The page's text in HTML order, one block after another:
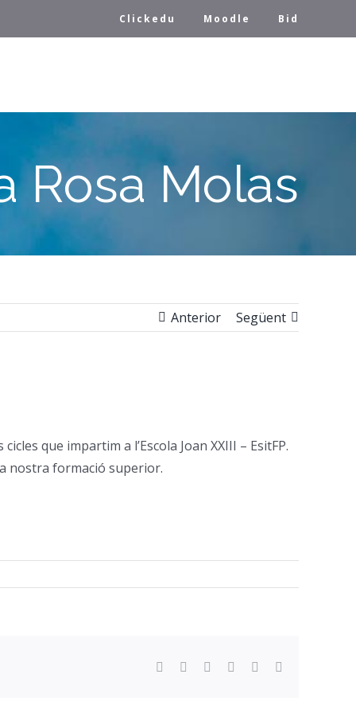
Clickedu Moodle Bid
Rosa Molas
Anterior Següent
que impartim a l’Escola Joan XXIII – EsitFP.
nostra formació superior.
Facebook
TwitterReddit LinkedInWhatsApp